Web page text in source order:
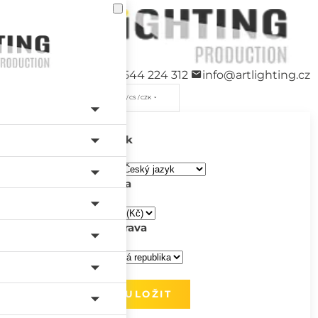
+420 544 224 312 info@artlighting.cz
/ CS / CZK
Jazyk
Měna
Doprava